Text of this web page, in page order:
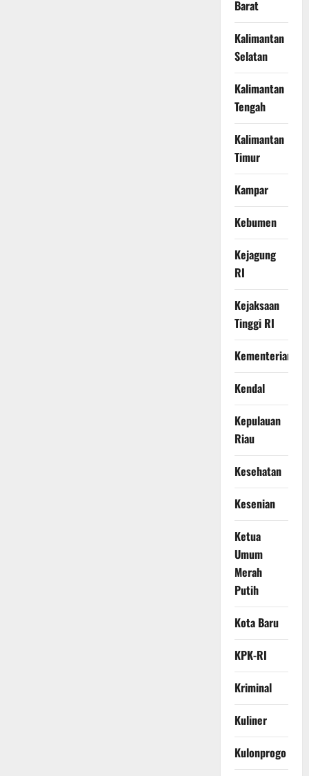
Barat
Kalimantan
Selatan
Kalimantan
Tengah
Kalimantan
Timur
Kampar
Kebumen
Kejagung
RI
Kejaksaan
Tinggi RI
Kementerian
Kendal
Kepulauan
Riau
Kesehatan
Kesenian
Ketua
Umum
Merah
Putih
Kota Baru
KPK-RI
Kriminal
Kuliner
Kulonprogo